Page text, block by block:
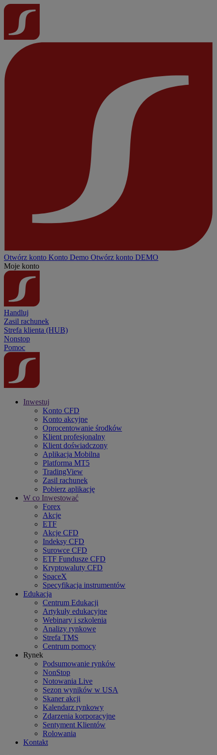
Otwórz konto Konto Demo Otwórz konto DEMO
Moje konto
Handluj
Zasil rachunek
Strefa klienta (HUB)
Nonstop
Pomoc
Inwestuj
Konto CFD
Konto akcyjne
Oprocentowanie środków
Klient profesjonalny
Klient doświadczony
Aplikacja Mobilna
Platforma MT5
TradingView
Zasil rachunek
Pobierz aplikację
W co Inwestować
Forex
Akcje
ETF
Akcje CFD
Indeksy CFD
Surowce CFD
ETF Fundusze CFD
Kryptowaluty CFD
SpaceX
Specyfikacja instrumentów
Edukacja
Centrum Edukacji
Artykuły edukacyjne
Webinary i szkolenia
Analizy rynkowe
Strefa TMS
Centrum pomocy
Rynek
Podsumowanie rynków
NonStop
Notowania Live
Sezon wyników w USA
Skaner akcji
Kalendarz rynkowy
Zdarzenia korporacyjne
Sentyment Klientów
Rolowania
Kontakt